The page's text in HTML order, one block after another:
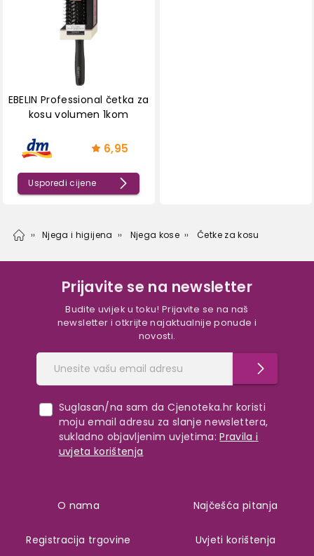
EBELIN Professional četka za
kosu volumen 1kom
6,95
Usporedi cijene
Njega i higijena Njega kose Četke za kosu
Prijavite se na newsletter
Budite uvijek u toku! Prijavite se na naš
newsletter i otkrijte najaktualnije ponude i
novosti.
Suglasan/na sam da Cjenoteka.hr koristi
moju email adresu za slanje newslettera,
sukladno objavljenim uvjetima: Pravila i
uvjeta korištenja
O nama
Registracija trgovine
Najčešća pitanja
Uvjeti korištenja